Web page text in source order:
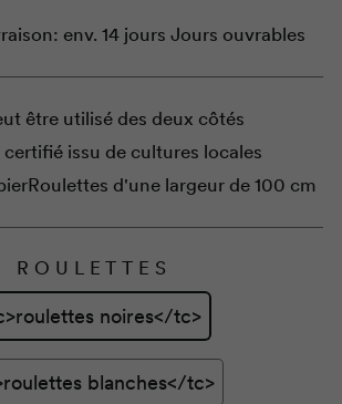
env. 14 jours Jours ouvrables
être utilisé des deux côtés
certifié issu de cultures locales
Roulettes d'une largeur de 100 cm
ROULETTES
noires</tc>
blanches</tc>